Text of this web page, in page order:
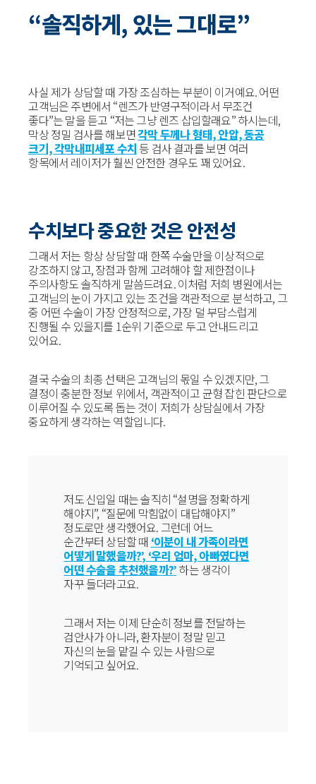
“솔직하게, 있는 그대로”
사실 제가 상담할 때 가장 조심하는 부분이 이거예요. 어떤
고객님은 주변에서 “렌즈가 반영구적이라서 무조건
좋다”는 말을 듣고 “저는 그냥 렌즈 삽입할래요” 하시는데,
막상 정밀 검사를 해보면각막 두께나 형태, 안압, 동공
크기, 각막내피세포 수치 등 검사 결과를 보면 여러
항목에서 레이저가 훨씬 안전한 경우도 꽤 있어요.
수치보다 중요한 것은 안전성
그래서 저는 항상 상담할 때 한쪽 수술만을 이상적으로
강조하지 않고, 장점과 함께 고려해야 할 제한점이나
주의사항도 솔직하게 말씀드려요. 이처럼 저희 병원에서는
고객님의 눈이 가지고 있는 조건을 객관적으로 분석하고, 그
중 어떤 수술이 가장 안정적으로, 가장 덜 부담스럽게
진행될 수 있을지를 1순위 기준으로 두고 안내드리고
있어요.
결국 수술의 최종 선택은 고객님의 몫일 수 있겠지만, 그
결정이 충분한 정보 위에서, 객관적이고 균형 잡힌 판단으로
이루어질 수 있도록 돕는 것이 저희가 상담실에서 가장
중요하게 생각하는 역할입니다.
저도 신입일 때는 솔직히 “설명을 정확하게
해야지”, “질문에 막힘없이 대답해야지”
정도로만 생각했어요. 그런데 어느
순간부터 상담할 때 ‘이분이 내 가족이라면
어떻게 말했을까?’, ‘우리 엄마, 아빠였다면
어떤 수술을 추천했을까?’하는 생각이
자꾸 들더라고요.
그래서 저는 이제 단순히 정보를 전달하는
검안사가 아니라, 환자분이 정말 믿고
자신의 눈을 맡길 수 있는 사람으로
기억되고 싶어요.